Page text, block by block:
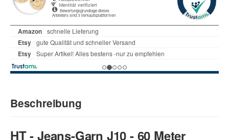
Beschreibung
HT - Jeans-Garn J10 - 60 Meter